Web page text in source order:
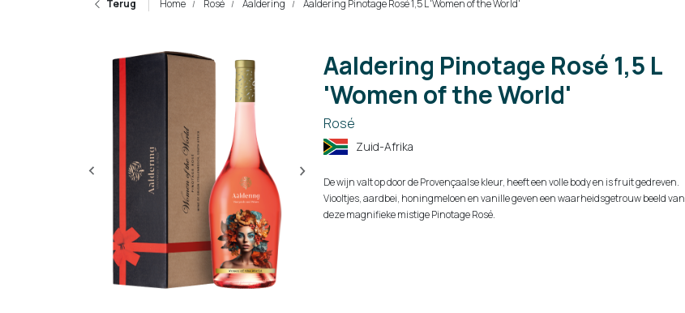
Terug Home Rosé Aaldering Aaldering Pinotage Rosé 1,5 L 'Women of the World'
Aaldering Pinotage Rosé 1,5 L
'Women of the World'
Rosé
Zuid-Afrika
De wijn valt op door de Provençaalse kleur, heeft een volle body en is fruit gedreven.
Viooltjes, aardbei, honingmeloen en vanille geven een waarheidsgetrouw beeld van
deze magnifieke mistige Pinotage Rosé.